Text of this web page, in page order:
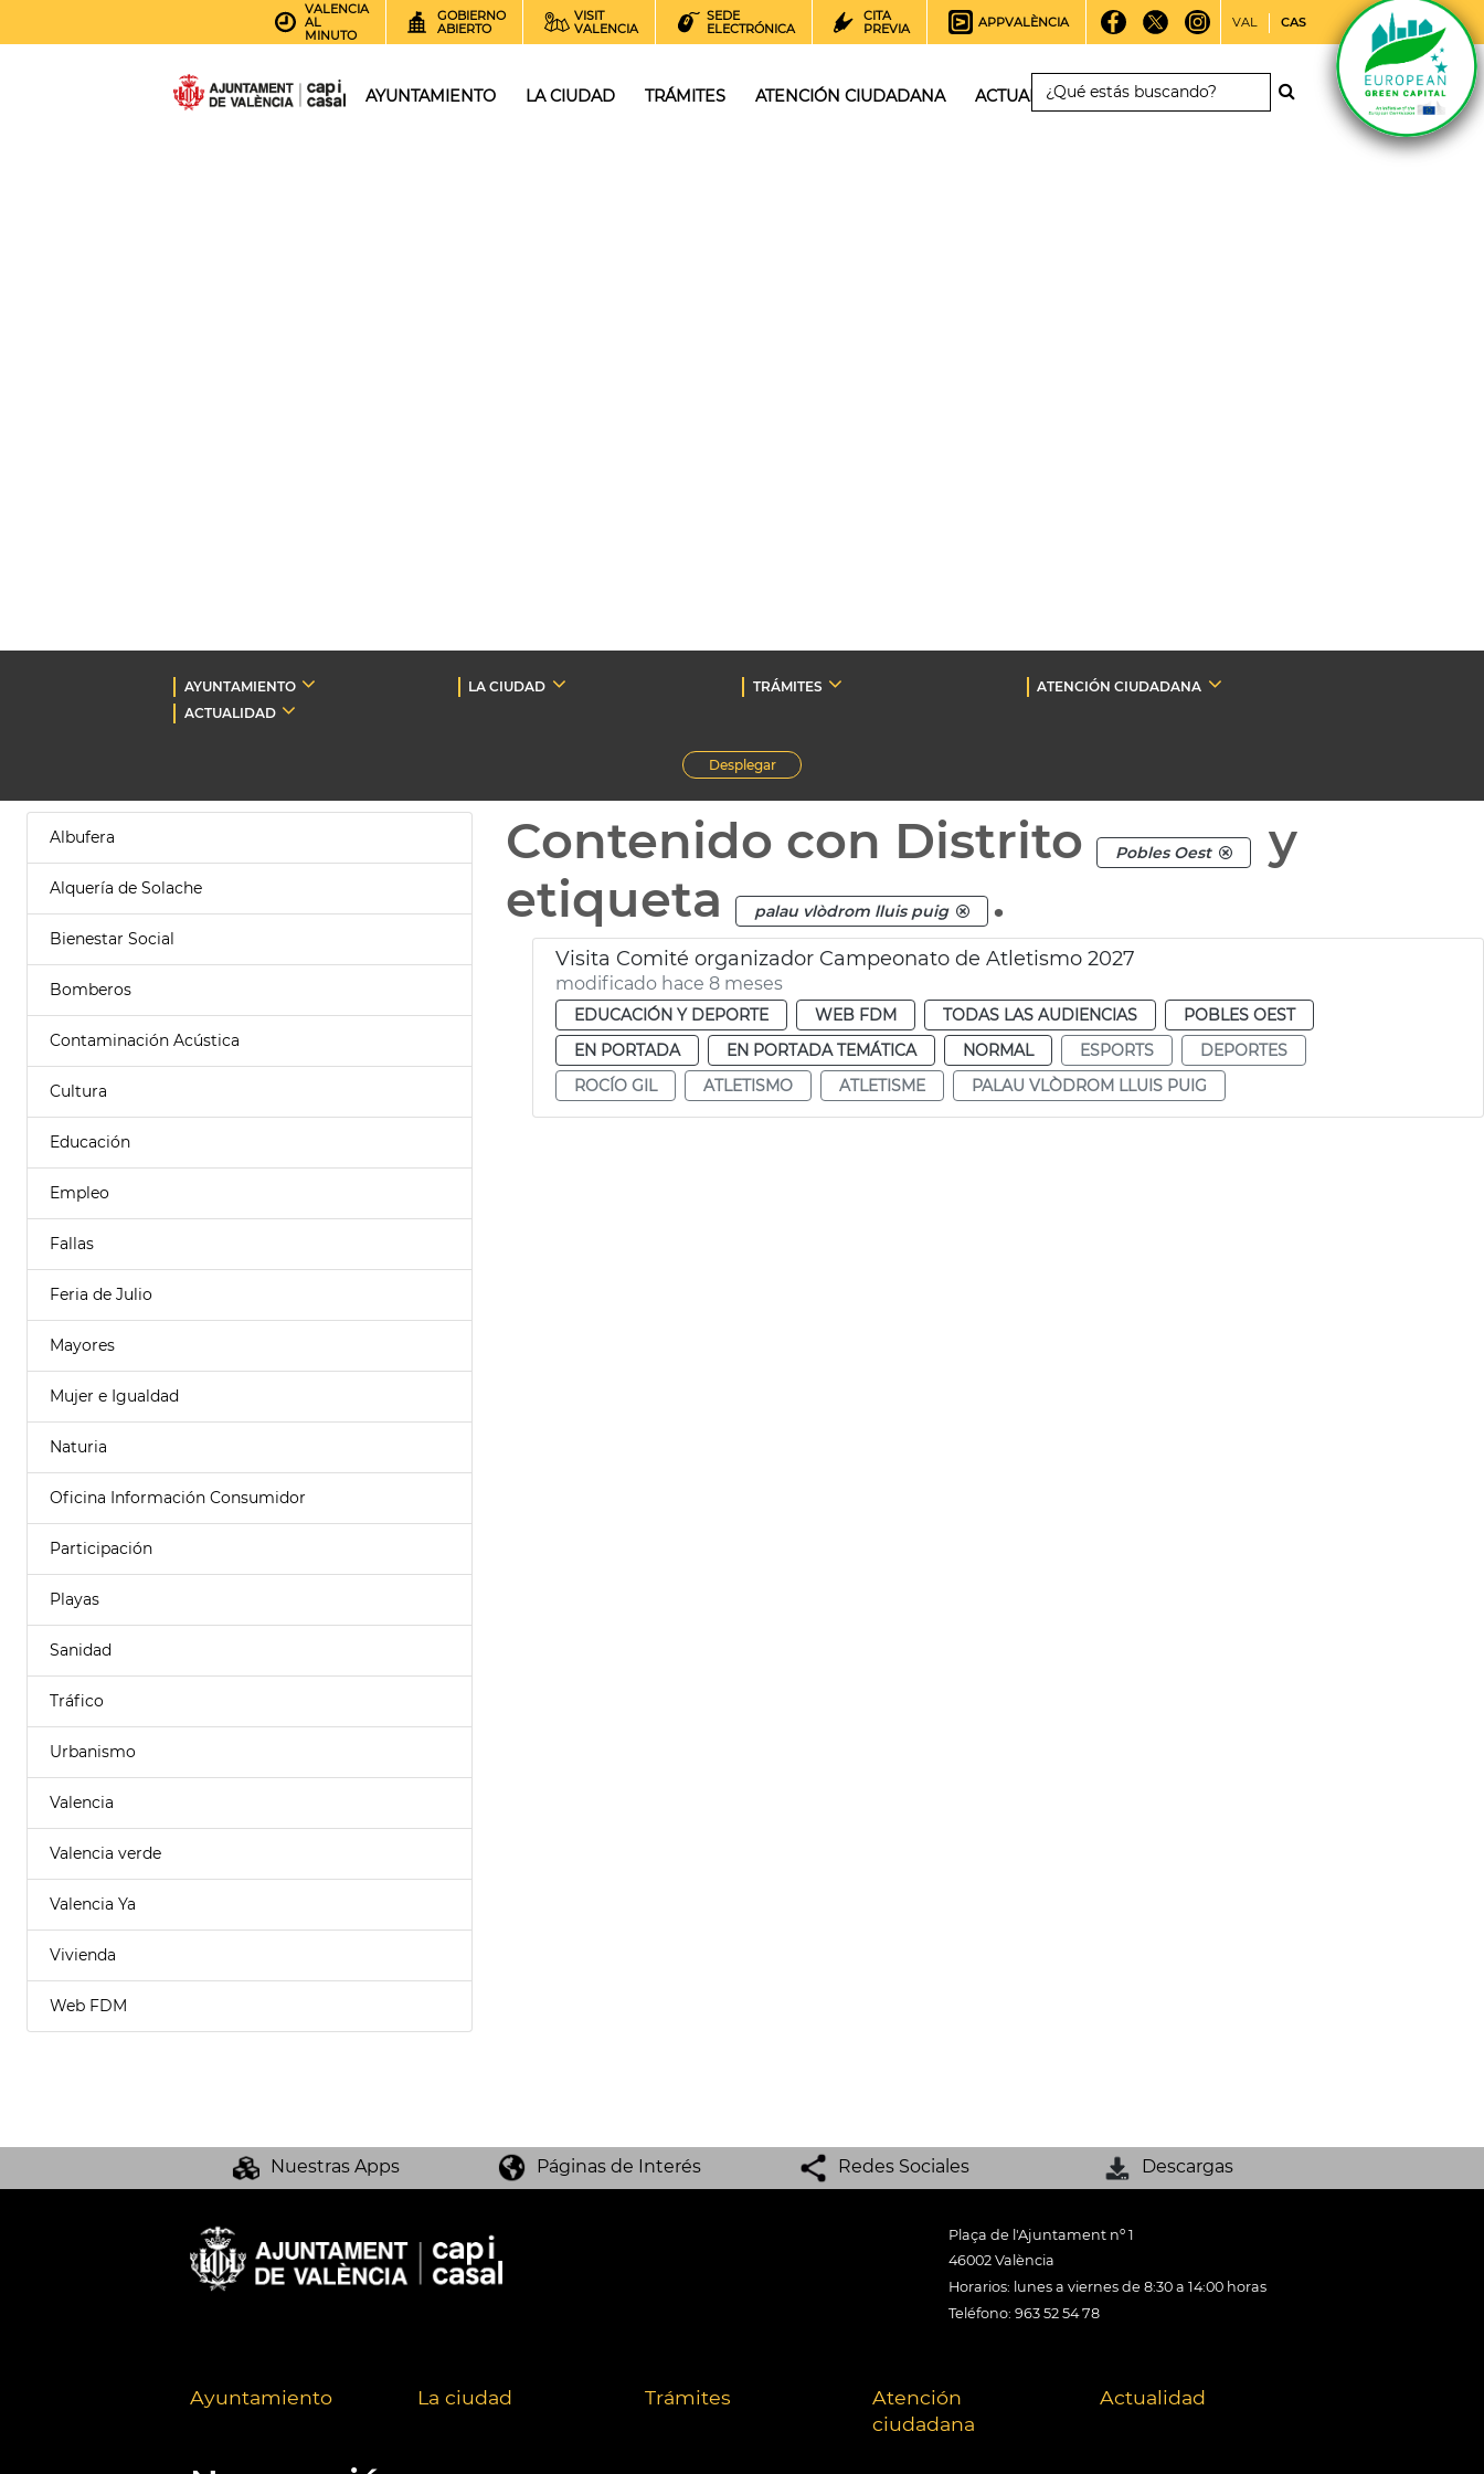
VALENCIA
AL
MINUTO
GOBIERNO
ABIERTO
VISIT
VALENCIA
SEDE
ELECTRÓNICA
CITA
PREVIA
APPVALÈNCIA VAL CAS
AYUNTAMIENTO LA CIUDAD TRÁMITES ATENCIÓN CIUDADANA ACTUALIDAD
AYUNTAMIENTO LA CIUDAD TRÁMITES
ATENCIÓN CIUDADANA
ACTUALIDAD
Desplegar
Albufera
Alquería de Solache
Bienestar Social
Bomberos
Contaminación Acústica
Cultura
Educación
Empleo
Fallas
Feria de Julio
Mayores
Mujer e Igualdad
Naturia
Oficina Información Consumidor
Participación
Playas
Sanidad
Tráfico
Urbanismo
Valencia
Valencia verde
Valencia Ya
Vivienda
Web FDM
Contenido con Distrito Pobles Oest
y
etiqueta
palau vlòdrom lluis puig .
Visita Comité organizador Campeonato de Atletismo 2027
modificado hace 8 meses
EDUCACIÓN Y DEPORTE WEB FDM TODAS LAS AUDIENCIAS
POBLES OEST
EN PORTADA
EN PORTADA TEMÁTICA NORMAL ESPORTS
DEPORTES
ROCÍO GIL
ATLETISMO ATLETISME PALAU VLÒDROM LLUIS PUIG
Nuestras Apps Páginas de Interés Redes Sociales Descargas
Plaça de l'Ajuntament nº 1
46002 València
Horarios: lunes a viernes de 8:30 a 14:00 horas
Teléfono: 963 52 54 78
Ayuntamiento La ciudad Trámites
Atención
ciudadana
Actualidad